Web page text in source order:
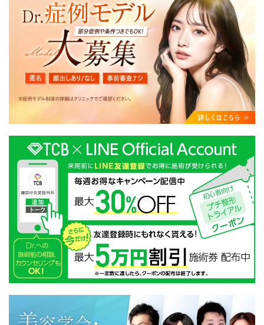
・患者様の閲覧履歴、端末等の情報
【利用目的】
TCBグループは取得情報を以下の目的で利用いたしま
す。
・クリニックの来院予約、医療サービスの提供、医療関
連商品の販売、アフターケア対応、これらに付随する諸
対応等のサービス提供のため
・医療サービスの提供に関する他の医療機関、検査機関
及び研究機関との連携のため
・サービス向上を目的とした医療サービス・販売する医
療関連商品に関する患者様へのアンケートの送受信及び
これに付随する諸対応のため
・Cookie等の技術を用いたアクセス履歴、閲覧記録等に
関する情報の収集、分析
・閲覧記録等から趣味・嗜好を分析した情報を使用して
の広告に利用するため
・お問い合わせ又はご意見の内容確認及びその対応のた
め
・患者様のサービス利用状況の分析及び症例研究のため
・広告、宣伝、マーケティングのため